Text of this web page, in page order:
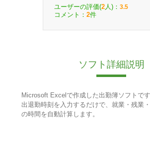
ユーザーの評価(2 人)： 3.5
コメント： 2件
ソフト詳細説明
Microsoft Excelで作成した出勤簿ソフトです
出退勤時刻を入力するだけで、就業・残業
の時間を自動計算します。